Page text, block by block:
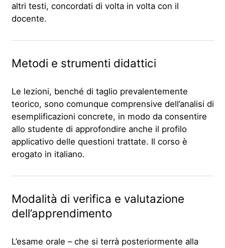
altri testi, concordati di volta in volta con il
docente.
Metodi e strumenti didattici
Le lezioni, benché di taglio prevalentemente
teorico, sono comunque comprensive dell’analisi di
esemplificazioni concrete, in modo da consentire
allo studente di approfondire anche il profilo
applicativo delle questioni trattate. Il corso è
erogato in italiano.
Modalità di verifica e valutazione
dell’apprendimento
L’esame orale – che si terrà posteriormente alla